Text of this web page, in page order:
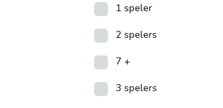
1 speler
2 spelers
7 +
3 spelers